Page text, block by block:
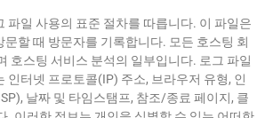
파일 사용의 표준 절차를 따릅니다. 이 파일은
할 때 방문자를 기록합니다. 모든 호스팅 회
호스팅 서비스 분석의 일부입니다. 로그 파일
인터넷 프로토콜(IP) 주소, 브라우저 유형, 인
날짜 및 타임스탬프, 참조/종료 페이지, 클